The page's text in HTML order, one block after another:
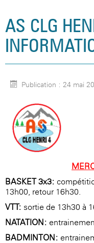
AS CLG
Publication : 24 mai
BASKET 3x3:
13h00, retour 16h30.
VTT: sortie de 13h30 à
NATATION:
BADMINTON: